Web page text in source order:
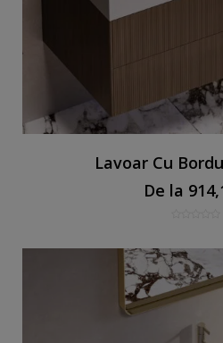
Lavoar Cu
De la